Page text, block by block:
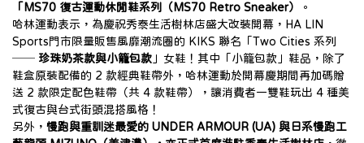
「MS70 復古運動休閒鞋系列（MS70 Retro Sneaker）
。
哈林運動表示，為慶祝秀泰生活樹林店盛大改裝開幕，HA LIN
Sports門市限量販售風靡潮流圈的 KIKS 聯名「Two Cities 系列
── 珍珠奶茶款與小籠包款 」女鞋！其中「小籠包款」鞋品，除了
鞋盒原裝配備的 2 款經典鞋帶外，哈林運動於開幕慶期間再加碼贈
送 2 款限定配色鞋帶（共 4 款鞋帶），讓消費者一雙鞋玩出 4 種美
式復古與台式街頭混搭風格！
另外， 慢跑與重訓迷最愛的 UNDER ARMOUR (UA) 與日系慢跑工